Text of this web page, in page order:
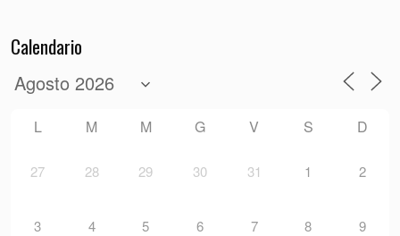
Calendario
L M M G V S D
27 28 29 30 31 1 2
3 4 5 6 7 8 9